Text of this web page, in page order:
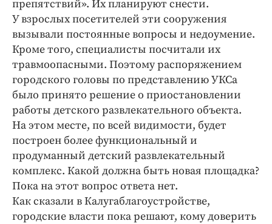
препятствий». Их планируют снести.
У взрослых посетителей эти сооружения
вызывали постоянные вопросы и недоумение.
Кроме того, специалисты посчитали их
травмоопасными. Поэтому распоряжением
городского головы по представлению УКСа
было принято решение о приостановлении
работы детского развлекательного объекта.
На этом месте, по всей видимости, будет
построен более функциональный и
продуманный детский развлекательный
комплекс. Какой должна быть новая площадка?
Пока на этот вопрос ответа нет.
Как сказали в Калугаблагоустройстве,
городские власти пока решают, кому доверить